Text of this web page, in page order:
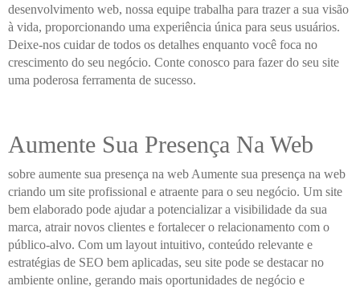
desenvolvimento web, nossa equipe trabalha para trazer a sua visão
à vida, proporcionando uma experiência única para seus usuários.
Deixe-nos cuidar de todos os detalhes enquanto você foca no
crescimento do seu negócio. Conte conosco para fazer do seu site
uma poderosa ferramenta de sucesso.
Aumente Sua Presença Na Web
sobre aumente sua presença na web Aumente sua presença na web
criando um site profissional e atraente para o seu negócio. Um site
bem elaborado pode ajudar a potencializar a visibilidade da sua
marca, atrair novos clientes e fortalecer o relacionamento com o
público-alvo. Com um layout intuitivo, conteúdo relevante e
estratégias de SEO bem aplicadas, seu site pode se destacar no
ambiente online, gerando mais oportunidades de negócio e